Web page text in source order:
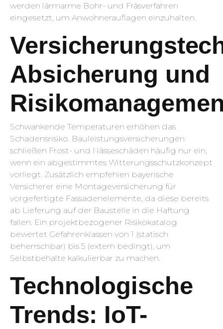
werden lärmarme Bohr- und Fräsverfahren
eingesetzt, um Anwohnerauflagen einzuhalten.
Absicherung und
Schwankende Temperaturen erhöhen das
Schadensrisiko. Bauleistungsversicherungen
schließen Frost- und Nässeschäden häufig nur ein,
wenn ein abgestimmtes Witterungsschutzkonzept
vorliegt. Zusätzlich empfehlen bayerische
Versicherer eine Montageversicherung für
vorgefertigte Fassadenelemente, da diese bereits
ab Lieferung auf der Baustelle in die Haftung
fallen. Ein projektbezogener Risikokatalog
bewertet Gefahrenklassen von 1 (statisch
beherrschbar) bis 5 (extern bedingt), um
Selbstbehalte kalkulierbar zu machen.
Technologische
Trends: IoT-